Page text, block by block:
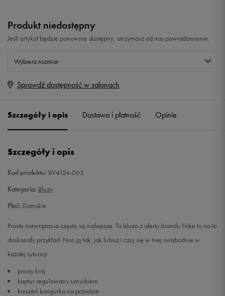
Produkt niedostępny
Jeśli artykuł będzie ponownie dostępny, otrzymasz od nas powiadomienie.
Wybierz rozmiar
XS Powiadom o dostępności
S Powiadom o dostępności
XL
Sprawdź dostępność w salonach
Szczegóły i opis Dostawa i płatność Opinie
Szczegóły i opis
Kod produktu: BV4124-063
Kategoria: Bluzy
Płeć: Damskie
Proste rozwiązania często są najlepsze. Ta bluza z oferty brandu Nike to na to
doskonały przykład. Noś ją tak, jak lubisz i czuj się w niej swobodnie w
każdej sytuacji.
prosty krój
kaptur regulowany sznurkiem
kieszeń kangurka na przodzie